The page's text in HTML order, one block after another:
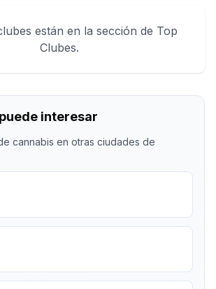
están en la sección de Top
Clubes.
interesar
cannabis en otras ciudades de